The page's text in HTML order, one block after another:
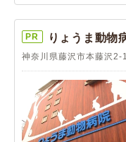
PR りょうま動物
神奈川県藤沢市本藤沢2-